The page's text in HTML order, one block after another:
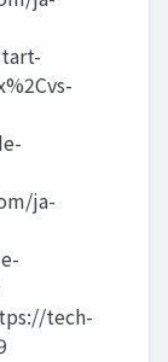
ja-
tech-